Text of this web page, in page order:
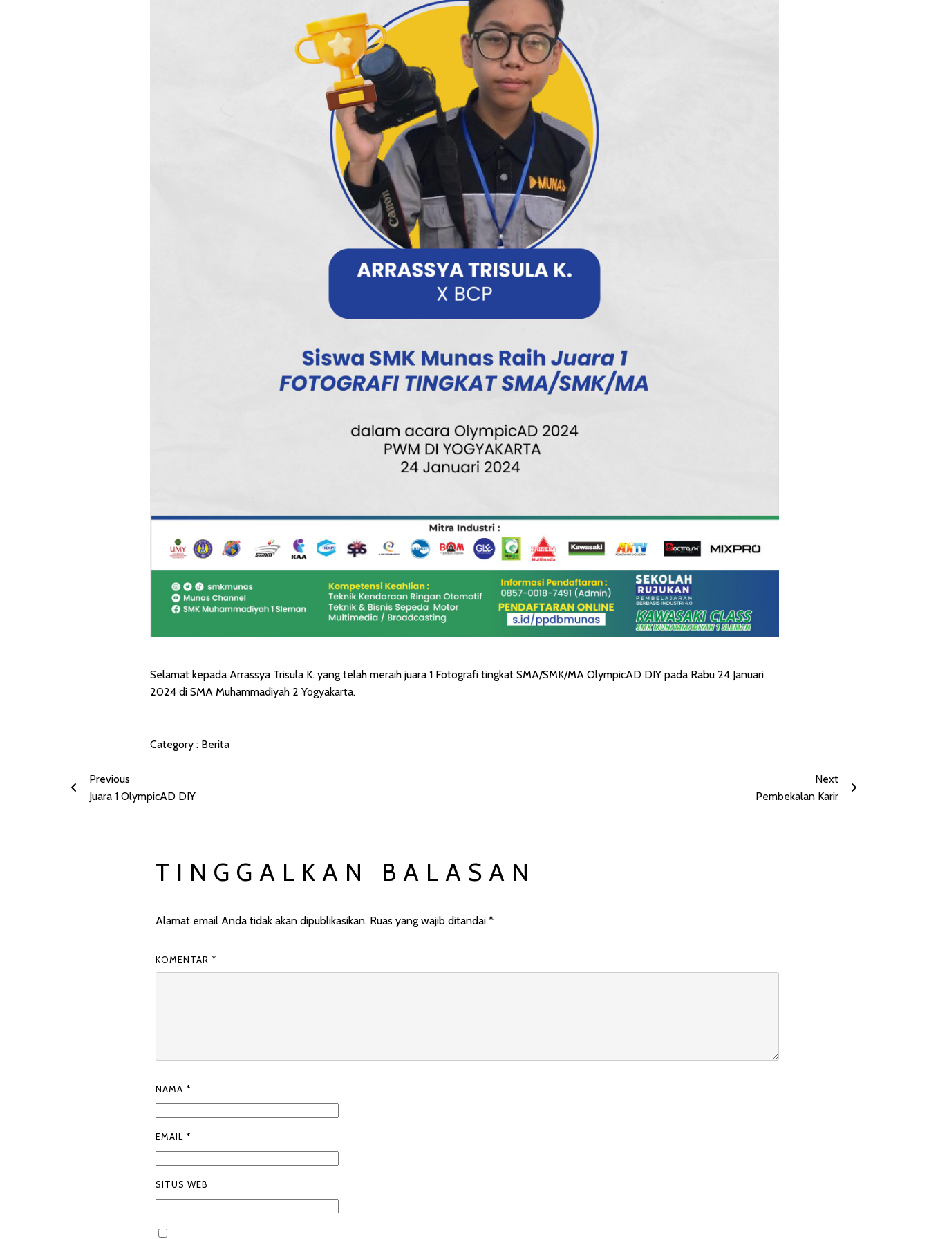
Selamat kepada Arrassya Trisula K. yang telah meraih juara 1 Fotografi tingkat SMA/SMK/MA OlympicAD DIY pada Rabu 24 Januari
2024 di SMA Muhammadiyah 2 Yogyakarta.
Category : Berita
Previous
Juara 1 OlympicAD DIY
Next
Pembekalan Karir
TINGGALKAN BALASAN
Alamat email Anda tidak akan dipublikasikan. Ruas yang wajib ditandai*
KOMENTAR *
NAMA *
EMAIL *
SITUS WEB